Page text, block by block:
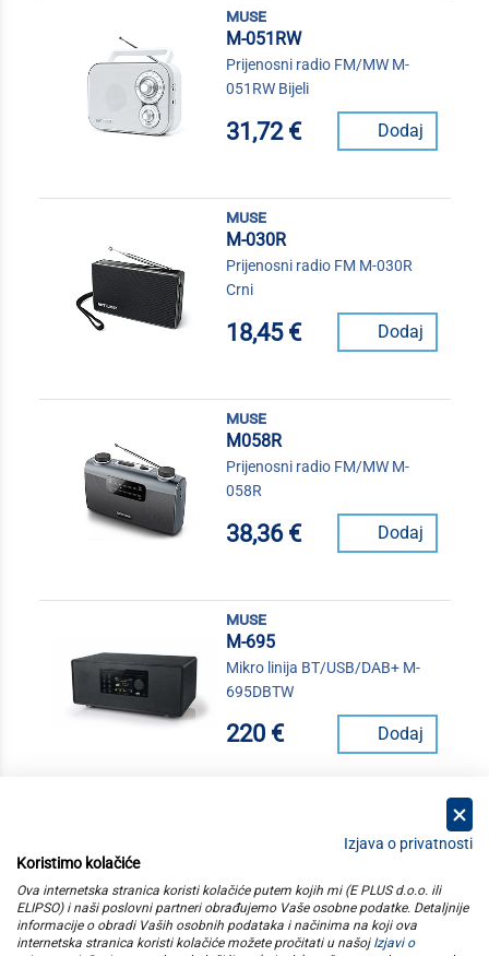
muse
M-051RW
Prijenosni radio FM/MW M-
051RW Bijeli
31,72 € Dodaj
muse
M-030R
Prijenosni radio FM M-030R
Crni
18,45 € Dodaj
muse
M058R
Prijenosni radio FM/MW M-
058R
38,36 € Dodaj
muse
M-695
Mikro linija BT/USB/DAB+ M-
695DBTW
220 € Dodaj
kategorije
elipso
Izjava o privatnosti
Koristimo kolačiće
Ova internetska stranica koristi kolačiće putem kojih mi (E PLUS d.o.o. ili
ELIPSO) i naši poslovni partneri obrađujemo Vaše osobne podatke. Detaljnije
informacije o obradi Vaših osobnih podataka i načinima na koji ova
internetska stranica koristi kolačiće možete pročitati u našoj Izjavi o